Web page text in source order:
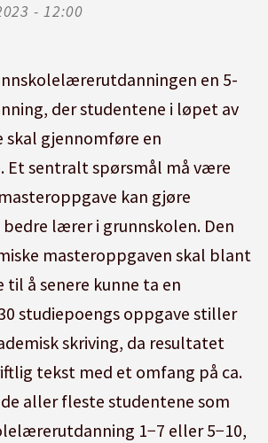
- 12:00
en 5-
der studentene i løpet av
skal gjennomføre en
Et sentralt spørsmål må være
kan gjøre
lærer i grunnskolen. Den
masteroppgaven skal blant
til å senere kunne ta en
studiepoengs oppgave stiller
skriving, da resultatet
tekst med et omfang på ca.
de aller fleste studentene som
1−7 eller 5−10,